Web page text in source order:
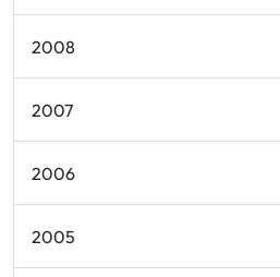
2008
2007
2006
2005